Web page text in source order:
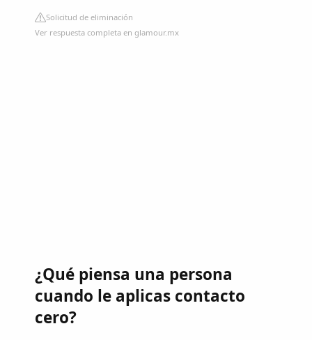
Solicitud de eliminación
Ver respuesta completa en glamour.mx
¿Qué piensa una persona
cuando le aplicas contacto
cero?